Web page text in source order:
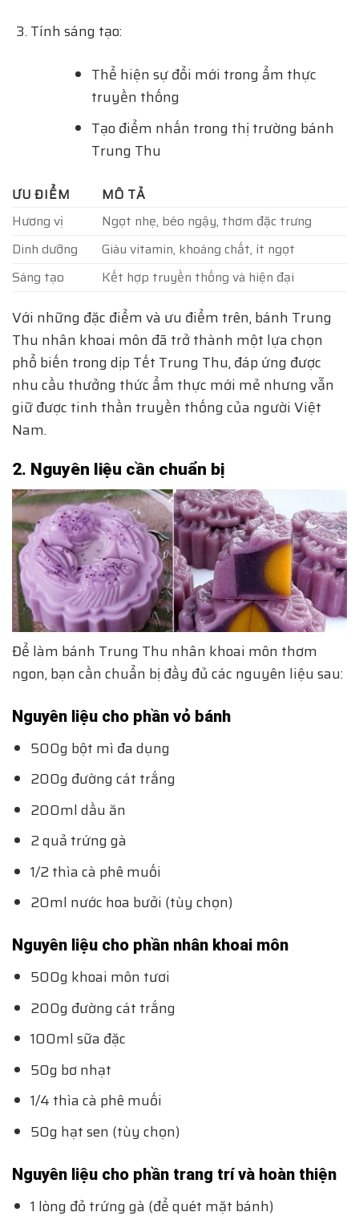
Tính sáng tạo:
Thể hiện sự đổi mới trong ẩm thực
truyền thống
Tạo điểm nhấn trong thị trường bánh
Trung Thu
ƯU ĐIỂM
MÔ TẢ
Hương vị
Ngọt nhẹ, béo ngậy, thơm đặc trưng
Dinh dưỡng
Giàu vitamin, khoáng chất, ít ngọt
Sáng tạo
Kết hợp truyền thống và hiện đại
Với những đặc điểm và ưu điểm trên, bánh Trung
Thu nhân khoai môn đã trở thành một lựa chọn
phổ biến trong dịp Tết Trung Thu, đáp ứng được
nhu cầu thưởng thức ẩm thực mới mẻ nhưng vẫn
giữ được tinh thần truyền thống của người Việt
Nam.
2. Nguyên liệu cần chuẩn bị
Để làm bánh Trung Thu nhân khoai môn thơm
ngon, bạn cần chuẩn bị đầy đủ các nguyên liệu sau:
Nguyên liệu cho phần vỏ bánh
500g bột mì đa dụng
200g đường cát trắng
200ml dầu ăn
2 quả trứng gà
1/2 thìa cà phê muối
20ml nước hoa bưởi (tùy chọn)
Nguyên liệu cho phần nhân khoai môn
500g khoai môn tươi
200g đường cát trắng
100ml sữa đặc
50g bơ nhạt
1/4 thìa cà phê muối
50g hạt sen (tùy chọn)
Nguyên liệu cho phần trang trí và hoàn thiện
1 lòng đỏ trứng gà (để quét mặt bánh)